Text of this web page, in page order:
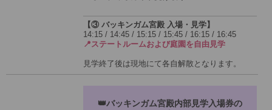
【③ バッキンガム宮殿 入場・見学】
14:15 / 14:45 / 15:15 / 15:45 / 16:15 / 16:45
📍ステートルームおよび庭園を自由見学
見学終了後は現地にて各自解散となります。
👑バッキンガム宮殿内部見学入場券の